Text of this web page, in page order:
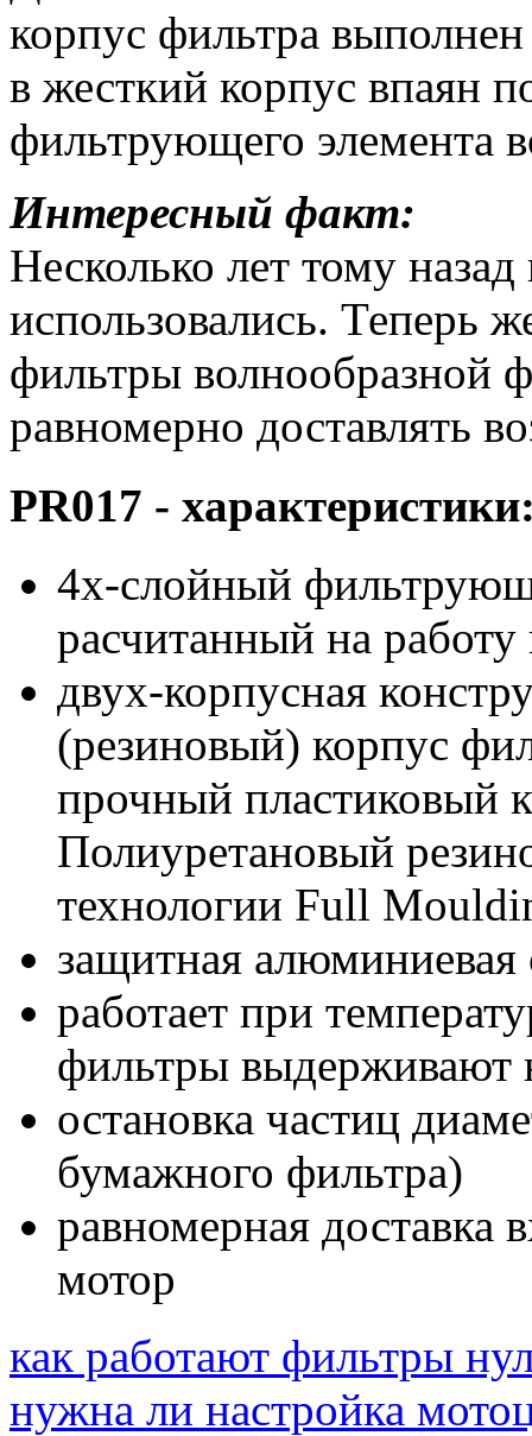
корпус фильтра
в жесткий корпус впаян
фильтрующего элемента
Интересный факт:
Несколько лет тому
использовались. Теперь
фильтры волнообразной
равномерно доставлять
PR017 -
4х-слойный
расчитанный на
двух-корпусная
(резиновый) корпус
прочный пластиковый
Полиуретановый
технологии Full
защитная алюминиевая
работает при
фильтры выдерживают
остановка частиц
бумажного фильтра)
равномерная доставка
мотор
как работают фильтры
нужна ли настройка